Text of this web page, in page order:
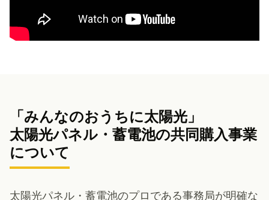
「みんなのおうちに太陽光」
太陽光パネル・蓄電池の共同購入事業
について
太陽光パネル・蓄電池のプロである事務局が明確な